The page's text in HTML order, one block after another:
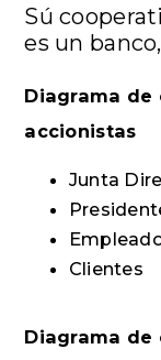
Sú
es un
Diagrama de
accionistas
Junta
Clientes
Diagrama de